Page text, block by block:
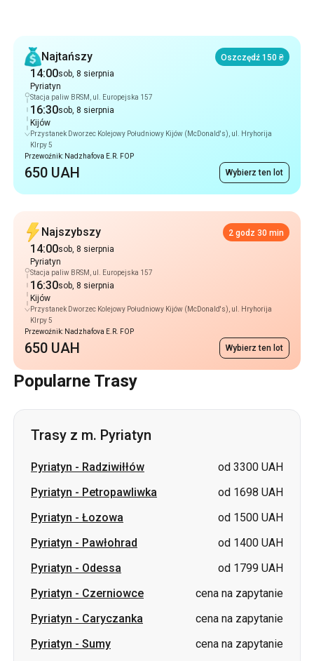
Najtańszy
Oszczędź 150 ₴
14:00sob, 8 sierpnia
Pyriatyn
Stacja paliw BRSM, ul. Europejska 157
16:30sob, 8 sierpnia
Kijów
Przystanek Dworzec Kolejowy Południowy Kijów (McDonald's), ul. Hryhorija
KIrpy 5
Przewoźnik: Nadzhafova E.R. FOP
650 UAH Wybierz ten lot
Najszybszy 2 godz 30 min
14:00sob, 8 sierpnia
Pyriatyn
Stacja paliw BRSM, ul. Europejska 157
16:30sob, 8 sierpnia
Kijów
Przystanek Dworzec Kolejowy Południowy Kijów (McDonald's), ul. Hryhorija
KIrpy 5
Przewoźnik: Nadzhafova E.R. FOP
650 UAH Wybierz ten lot
Popularne Trasy
Trasy z m. Pyriatyn
Pyriatyn - Radziwiłłów
od 3300 UAH
Pyriatyn - Petropawliwka
od 1698 UAH
Pyriatyn - Łozowa
od 1500 UAH
Pyriatyn - Pawłohrad
od 1400 UAH
Pyriatyn - Odessa
od 1799 UAH
Pyriatyn - Czerniowce
cena na zapytanie
Pyriatyn - Caryczanka
cena na zapytanie
Pyriatyn - Sumy
cena na zapytanie